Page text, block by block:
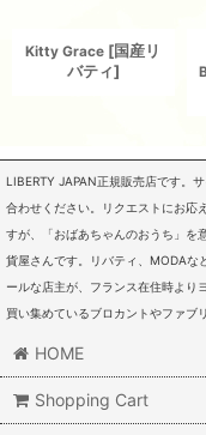
Kitty Grace [国産リ
バティ]
LIBERTY JAPAN正規販売店です。
合わせください。リクエストにお応
すが、「おばあちゃんのおうち」を
貨屋さんです。リバティ、MODAな
ールな店主が、フランス在住時より
買い集めているブロカントやファブ
HOME
Shopping Cart